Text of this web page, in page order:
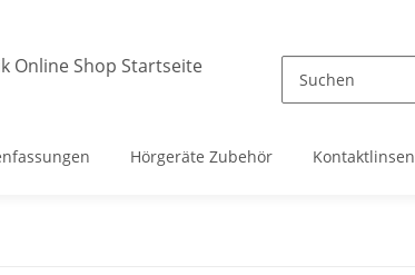
Hörgeräte Zubehör Kontaktlinsen